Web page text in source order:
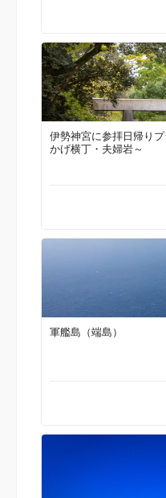
伊勢神宮に参拝日帰り
かげ横丁・夫婦岩～
軍艦島（端島）